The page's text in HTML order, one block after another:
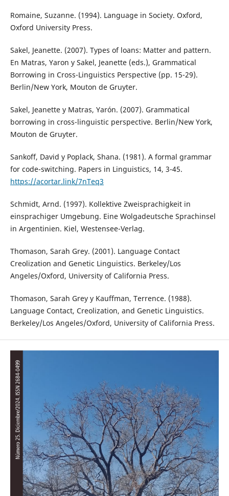
Romaine, Suzanne. (1994). Language in Society. Oxford,
Oxford University Press.
Sakel, Jeanette. (2007). Types of loans: Matter and pattern.
En Matras, Yaron y Sakel, Jeanette (eds.), Grammatical
Borrowing in Cross-Linguistics Perspective (pp. 15-29).
Berlin/New York, Mouton de Gruyter.
Sakel, Jeanette y Matras, Yarón. (2007). Grammatical
borrowing in cross-linguistic perspective. Berlin/New York,
Mouton de Gruyter.
Sankoff, David y Poplack, Shana. (1981). A formal grammar
for code-switching. Papers in Linguistics, 14, 3-45.
https://acortar.link/7nTeq3
Schmidt, Arnd. (1997). Kollektive Zweisprachigkeit in
einsprachiger Umgebung. Eine Wolgadeutsche Sprachinsel
in Argentinien. Kiel, Westensee-Verlag.
Thomason, Sarah Grey. (2001). Language Contact
Creolization and Genetic Linguistics. Berkeley/Los
Angeles/Oxford, University of California Press.
Thomason, Sarah Grey y Kauffman, Terrence. (1988).
Language Contact, Creolization, and Genetic Linguistics.
Berkeley/Los Angeles/Oxford, University of California Press.